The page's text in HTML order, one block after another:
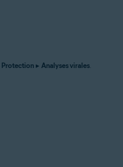
Protection ▸ Analyses virales.